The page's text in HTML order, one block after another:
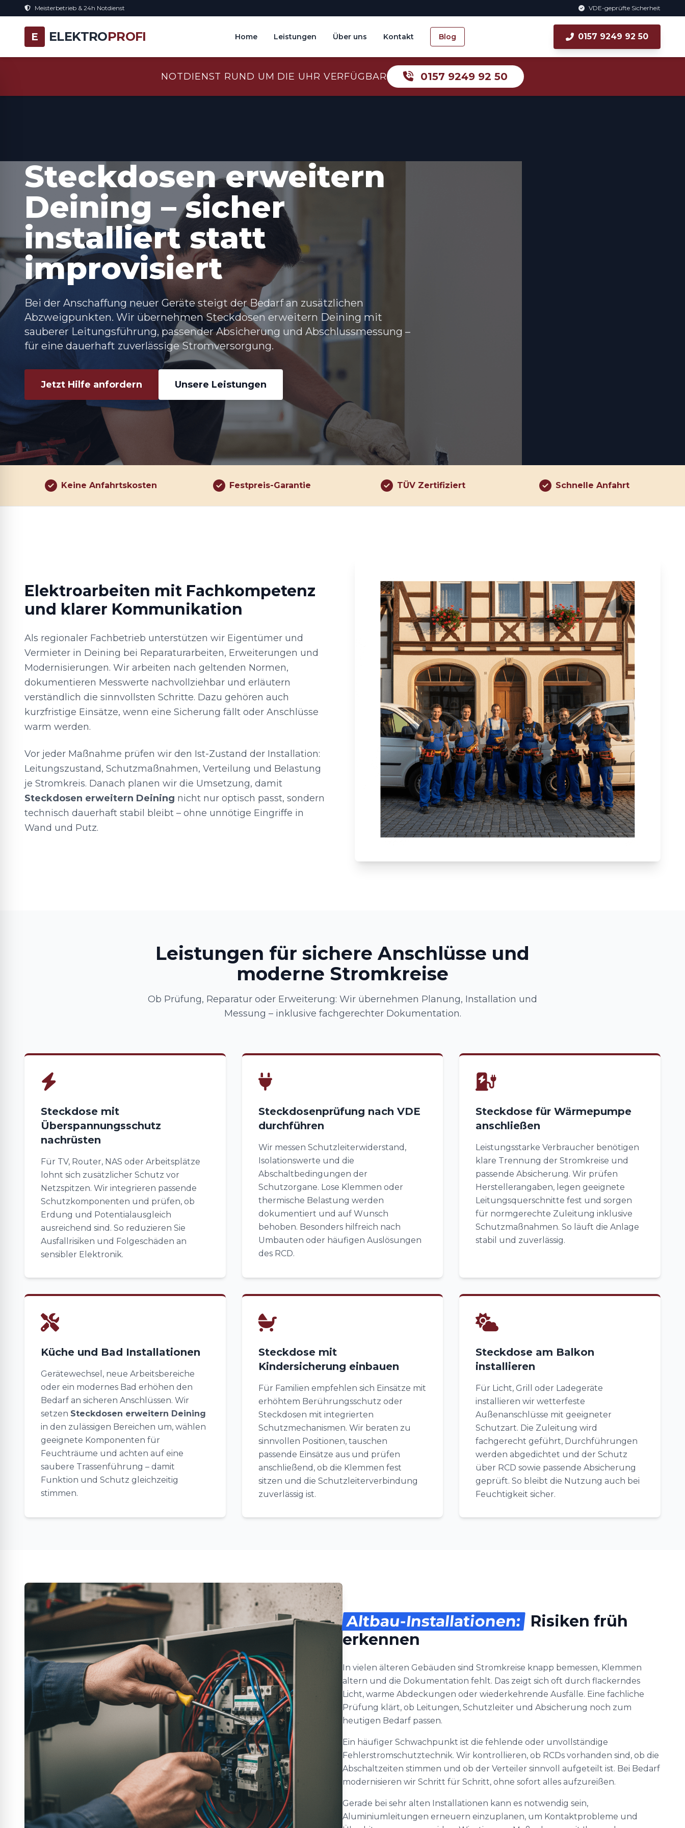
Meisterbetrieb & 24h Notdienst VDE-geprüfte Sicherheit
E ELEKTROPROFI Home Leistungen Über uns Kontakt Blog 0157 9249 92 50
NOTDIENST RUND UM DIE UHR VERFÜGBAR 0157 9249 92 50
Steckdosen erweitern
Deining – sicher
installiert statt
improvisiert
Bei der Anschaffung neuer Geräte steigt der Bedarf an zusätzlichen
Abzweigpunkten. Wir übernehmenSteckdosen erweitern Deining mit
sauberer Leitungsführung, passender Absicherung und Abschlussmessung –
für eine dauerhaft zuverlässige Stromversorgung.
Jetzt Hilfe anfordern Unsere Leistungen
Keine Anfahrtskosten Festpreis-Garantie TÜV Zertifiziert Schnelle Anfahrt
Elektroarbeiten mit Fachkompetenz
und klarer Kommunikation
Als regionaler Fachbetrieb unterstützen wir Eigentümer und
Vermieter in Deining bei Reparaturarbeiten, Erweiterungen und
Modernisierungen. Wir arbeiten nach geltenden Normen,
dokumentieren Messwerte nachvollziehbar und erläutern
verständlich die sinnvollsten Schritte. Dazu gehören auch
kurzfristige Einsätze, wenn eine Sicherung fällt oder Anschlüsse
warm werden.
Vor jeder Maßnahme prüfen wir den Ist-Zustand der Installation:
Leitungszustand, Schutzmaßnahmen, Verteilung und Belastung
je Stromkreis. Danach planen wir die Umsetzung, damit
Steckdosen erweitern Deining nicht nur optisch passt, sondern
technisch dauerhaft stabil bleibt – ohne unnötige Eingriffe in
Wand und Putz.
Leistungen für sichere Anschlüsse und
moderne Stromkreise
Ob Prüfung, Reparatur oder Erweiterung: Wir übernehmen Planung, Installation und
Messung – inklusive fachgerechter Dokumentation.
Steckdose mit
Überspannungsschutz
nachrüsten
Für TV, Router, NAS oder Arbeitsplätze
lohnt sich zusätzlicher Schutz vor
Netzspitzen. Wir integrieren passende
Schutzkomponenten und prüfen, ob
Erdung und Potentialausgleich
ausreichend sind. So reduzieren Sie
Ausfallrisiken und Folgeschäden an
sensibler Elektronik.
Steckdosenprüfung nach VDE
durchführen
Wir messen Schutzleiterwiderstand,
Isolationswerte und die
Abschaltbedingungen der
Schutzorgane. Lose Klemmen oder
thermische Belastung werden
dokumentiert und auf Wunsch
behoben. Besonders hilfreich nach
Umbauten oder häufigen Auslösungen
des RCD.
Steckdose für Wärmepumpe
anschließen
Leistungsstarke Verbraucher benötigen
klare Trennung der Stromkreise und
passende Absicherung. Wir prüfen
Herstellerangaben, legen geeignete
Leitungsquerschnitte fest und sorgen
für normgerechte Zuleitung inklusive
Schutzmaßnahmen. So läuft die Anlage
stabil und zuverlässig.
Küche und Bad Installationen
Gerätewechsel, neue Arbeitsbereiche
oder ein modernes Bad erhöhen den
Bedarf an sicheren Anschlüssen. Wir
setzen Steckdosen erweitern Deining
in den zulässigen Bereichen um, wählen
geeignete Komponenten für
Feuchträume und achten auf eine
saubere Trassenführung – damit
Funktion und Schutz gleichzeitig
stimmen.
Steckdose mit
Kindersicherung einbauen
Für Familien empfehlen sich Einsätze mit
erhöhtem Berührungsschutz oder
Steckdosen mit integrierten
Schutzmechanismen. Wir beraten zu
sinnvollen Positionen, tauschen
passende Einsätze aus und prüfen
anschließend, ob die Klemmen fest
sitzen und die Schutzleiterverbindung
zuverlässig ist.
Steckdose am Balkon
installieren
Für Licht, Grill oder Ladegeräte
installieren wir wetterfeste
Außenanschlüsse mit geeigneter
Schutzart. Die Zuleitung wird
fachgerecht geführt, Durchführungen
werden abgedichtet und der Schutz
über RCD sowie passende Absicherung
geprüft. So bleibt die Nutzung auch bei
Feuchtigkeit sicher.
Altbau-Installationen: Risiken früh
erkennen
In vielen älteren Gebäuden sind Stromkreise knapp bemessen, Klemmen
altern und die Dokumentation fehlt. Das zeigt sich oft durch flackerndes
Licht, warme Abdeckungen oder wiederkehrende Ausfälle. Eine fachliche
Prüfung klärt, ob Leitungen, Schutzleiter und Absicherung noch zum
heutigen Bedarf passen.
Ein häufiger Schwachpunkt ist die fehlende oder unvollständige
Fehlerstromschutztechnik. Wir kontrollieren, ob RCDs vorhanden sind, ob die
Abschaltzeiten stimmen und ob der Verteiler sinnvoll aufgeteilt ist. Bei Bedarf
modernisieren wir Schritt für Schritt, ohne sofort alles aufzureißen.
Gerade bei sehr alten Installationen kann es notwendig sein,
Aluminiumleitungen erneuern einzuplanen, um Kontaktprobleme und